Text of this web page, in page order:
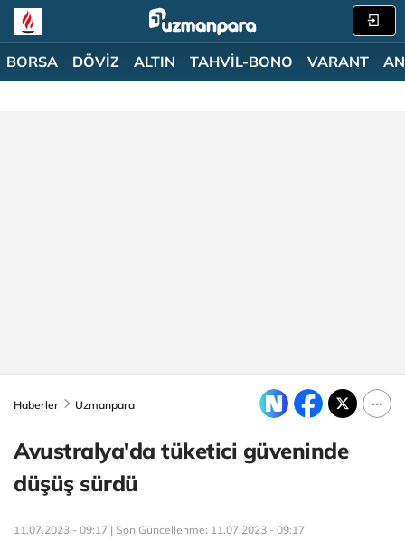
BORSA DÖVİZ ALTIN TAHVİL-BONO VARANT
Haberler Uzmanpara
Avustralya'da tüketici güveninde
düşüş sürdü
11.07.2023 - 09:17 | Son Güncellenme: 11.07.2023 - 09:17